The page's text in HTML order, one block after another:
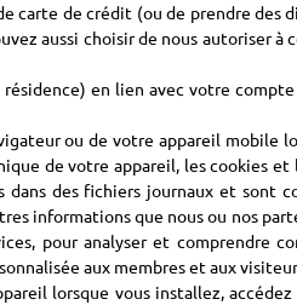
carte de crédit (ou de prendre des
aussi choisir de nous autoriser à
en lien avec votre
ou de votre appareil mobile
de votre appareil, les cookies et
des fichiers journaux et sont
informations que nous ou nos
pour analyser et comprendre
aux membres et aux
lorsque vous installez,